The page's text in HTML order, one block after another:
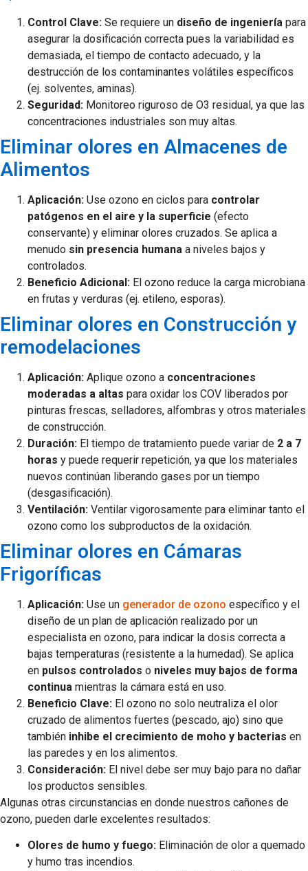
Control Clave: Se requiere un diseño de ingeniería para
asegurar la dosificación correcta pues la variabilidad es
demasiada, el tiempo de contacto adecuado, y la
destrucción de los contaminantes volátiles específicos
(ej. solventes, aminas).
Seguridad: Monitoreo riguroso de O3​ residual, ya que las
concentraciones industriales son muy altas.
Eliminar olores en Almacenes de
Alimentos
Aplicación: Use ozono en ciclos para controlar
patógenos en el aire y la superficie (efecto
conservante) y eliminar olores cruzados. Se aplica a
menudo sin presencia humana a niveles bajos y
controlados.
Beneficio Adicional: El ozono reduce la carga microbiana
en frutas y verduras (ej. etileno, esporas).
Eliminar olores en Construcción y
remodelaciones
Aplicación: Aplique ozono a concentraciones
moderadas a altas para oxidar los COV liberados por
pinturas frescas, selladores, alfombras y otros materiales
de construcción.
Duración: El tiempo de tratamiento puede variar de 2 a 7
horas y puede requerir repetición, ya que los materiales
nuevos continúan liberando gases por un tiempo
(desgasificación).
Ventilación: Ventilar vigorosamente para eliminar tanto el
ozono como los subproductos de la oxidación.
Eliminar olores en Cámaras
Frigoríficas
Aplicación: Use un generador de ozono específico y el
diseño de un plan de aplicación realizado por un
especialista en ozono, para indicar la dosis correcta a
bajas temperaturas (resistente a la humedad). Se aplica
en pulsos controlados o niveles muy bajos de forma
continua mientras la cámara está en uso.
Beneficio Clave: El ozono no solo neutraliza el olor
cruzado de alimentos fuertes (pescado, ajo) sino que
también inhibe el crecimiento de moho y bacterias en
las paredes y en los alimentos.
Consideración: El nivel debe ser muy bajo para no dañar
los productos sensibles.
Algunas otras circunstancias en donde nuestros cañones de
ozono, pueden darle excelentes resultados:
Olores de humo y fuego: Eliminación de olor a quemado
y humo tras incendios.